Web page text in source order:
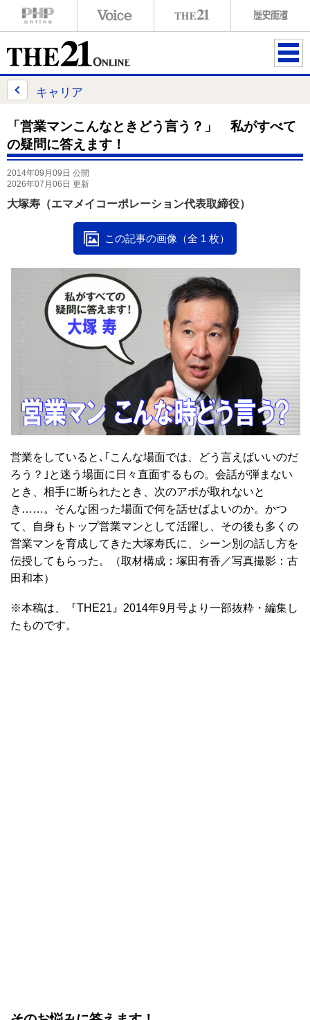
ME
キャリア
「営業マンこんなときどう言う？」 私がすべて
の疑問に答えます！
2014年09月09日 公開
2026年07月06日 更新
大塚寿（エマメイコーポレーション代表取締役）
この記事の画像（全 1 枚）
営業をしていると､｢こんな場面では、どう言えばいいのだ
ろう？｣と迷う場面に日々直面するもの。会話が弾まない
とき、相手に断られたとき、次のアポが取れないと
き……。そんな困った場面で何を話せばよいのか。かつ
て、自身もトップ営業マンとして活躍し、その後も多くの
営業マンを育成してきた大塚寿氏に、シーン別の話し方を
伝授してもらった。（取材構成：塚田有香／写真撮影：古
田和本）
※本稿は、『THE21』2014年9月号より一部抜粋・編集し
たものです。